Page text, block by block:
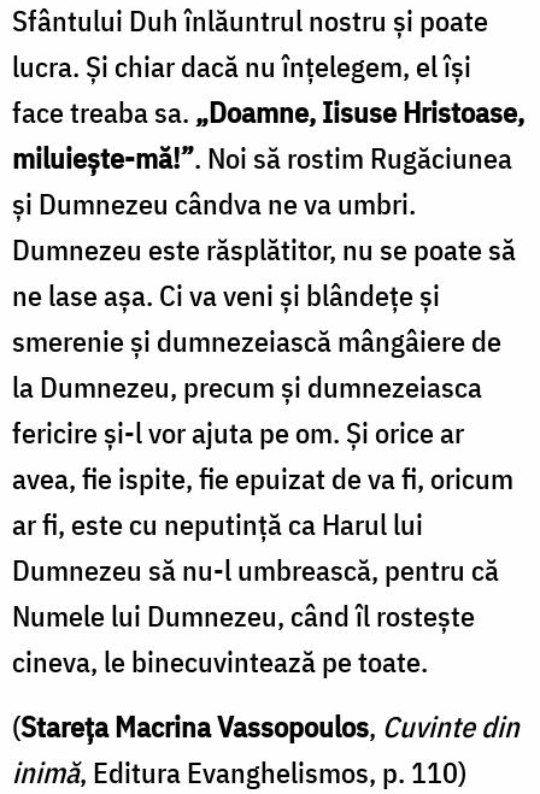
Sfântului Duh înlăuntrul nostru și poate
lucra. Și chiar dacă nu înțelegem, el își
face treaba sa. „Doamne, Iisuse Hristoase,
miluiește-mă!”. Noi să rostim Rugăciunea
și Dumnezeu cândva ne va umbri.
Dumnezeu este răsplătitor, nu se poate să
ne lase așa. Ci va veni și blândețe și
smerenie și dumnezeiască mângâiere de
la Dumnezeu, precum și dumnezeiasca
fericire și-l vor ajuta pe om. Și orice ar
avea, fie ispite, fie epuizat de va fi, oricum
ar fi, este cu neputință ca Harul lui
Dumnezeu să nu-l umbrească, pentru că
Numele lui Dumnezeu, când îl rostește
cineva, le binecuvintează pe toate.
(Stareța Macrina Vassopoulos, Cuvinte din
inimă, Editura Evanghelismos, p. 110)